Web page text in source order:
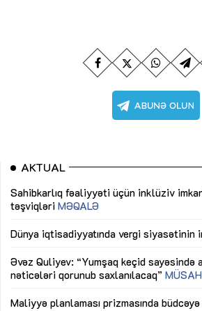
AKTUAL
Sahibkarlıq fəaliyyəti üçün inklüziv
təşviqləri MƏQALƏ
Dünya iqtisadiyyatında vergi siyasətinin
Əvəz Quliyev: “Yumşaq keçid sayəsində
nəticələri qorunub saxlanılacaq”
Maliyyə planlaması prizmasında büdcəyə